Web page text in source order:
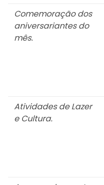
Comemoração dos
aniversariantes do
mês.
Atividades de Lazer
e Cultura.